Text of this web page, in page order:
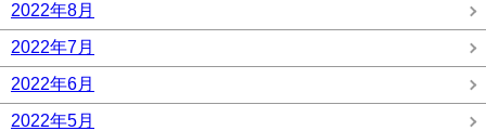
2022年8月
2022年7月
2022年6月
2022年5月